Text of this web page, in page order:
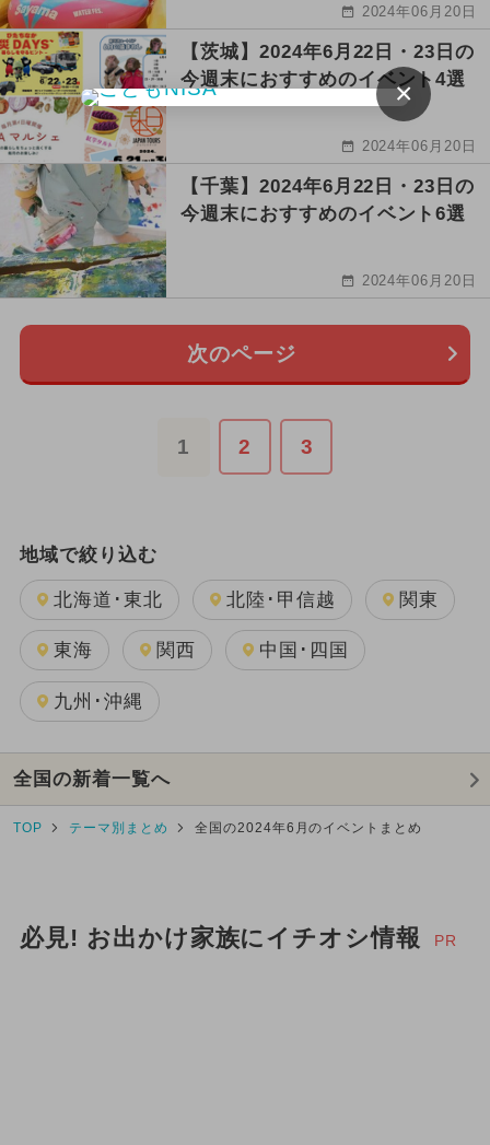
2024年06月20日
【茨城】2024年6月22日・23日の
今週末におすすめのイベント4選
2024年06月20日
【千葉】2024年6月22日・23日の
今週末におすすめのイベント6選
2024年06月20日
次のページ
1 2 3
地域で絞り込む
北海道･東北 北陸･甲信越 関東
東海 関西 中国･四国
九州･沖縄
全国の新着一覧へ
TOP テーマ別まとめ 全国の2024年6月のイベントまとめ
必見! お出かけ家族にイチオシ情報 PR
×